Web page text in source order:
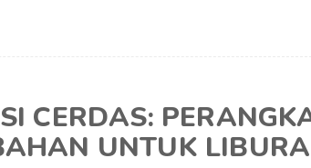
CERDAS:
UNTUK